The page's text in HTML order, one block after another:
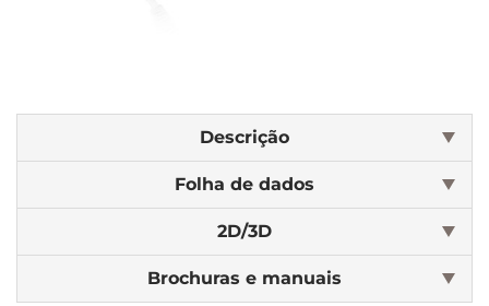
Descrição
Folha de dados
2D/3D
Brochuras e manuais